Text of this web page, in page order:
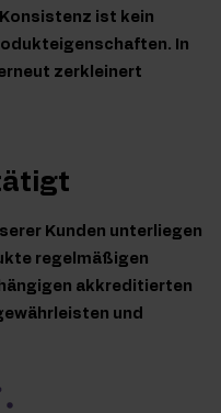
ist kein
In
zerkleinert
Kunden unterliegen
regelmäßigen
akkreditierten
und